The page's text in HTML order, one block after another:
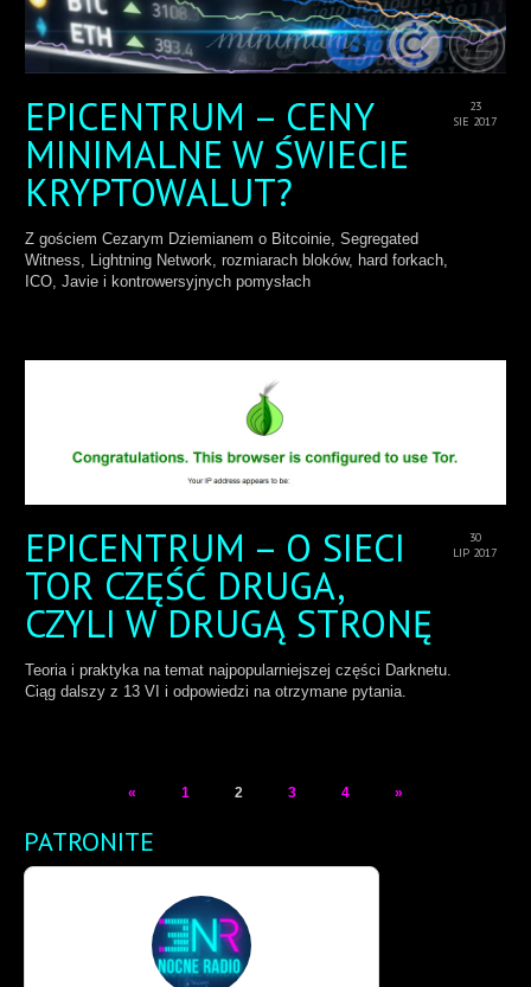
23
SIE 2017
EPICENTRUM – CENY
MINIMALNE W ŚWIECIE
KRYPTOWALUT?
Z gościem Cezarym Dziemianem o Bitcoinie, Segregated
Witness, Lightning Network, rozmiarach bloków, hard forkach,
ICO, Javie i kontrowersyjnych pomysłach
30
LIP 2017
EPICENTRUM – O SIECI
TOR CZĘŚĆ DRUGA,
CZYLI W DRUGĄ STRONĘ
Teoria i praktyka na temat najpopularniejszej części Darknetu.
Ciąg dalszy z 13 VI i odpowiedzi na otrzymane pytania.
« 1 2 3 4 »
PATRONITE